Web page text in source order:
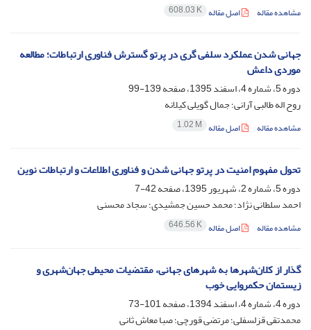
مشاهده مقاله اصل مقاله 608.03 K
جهانی شدن عملکرد سلفی گری در پرتو گسترش فناوری ارتباطات؛ مطالعه
موردی داعش
دوره 5، شماره 4، اسفند 1395، صفحه
139-99
روح اله طالبی آرانی؛ جمال گویلی کیلانه
مشاهده مقاله اصل مقاله 1.02 M
تحول مفهوم امنیت در پرتو جهانی شدن و فناوری اطلاعات و ارتباطات نوین
دوره 5، شماره 2، شهریور 1395، صفحه
42-7
احمد سلطانی نژاد؛ محمد حسین جمشیدی؛ سجاد محسنی
مشاهده مقاله اصل مقاله 646.56 K
گذار از کلان‌شهرها به شهرهای جهانی، مقتضیات محیطی جهان‌شهری و
زیستمان حکمروایی خوب
دوره 4، شماره 4، اسفند 1394، صفحه
101-73
محمدتقی قزلسفلی؛ مرتضی قورچی؛ صبا معاش ثانی